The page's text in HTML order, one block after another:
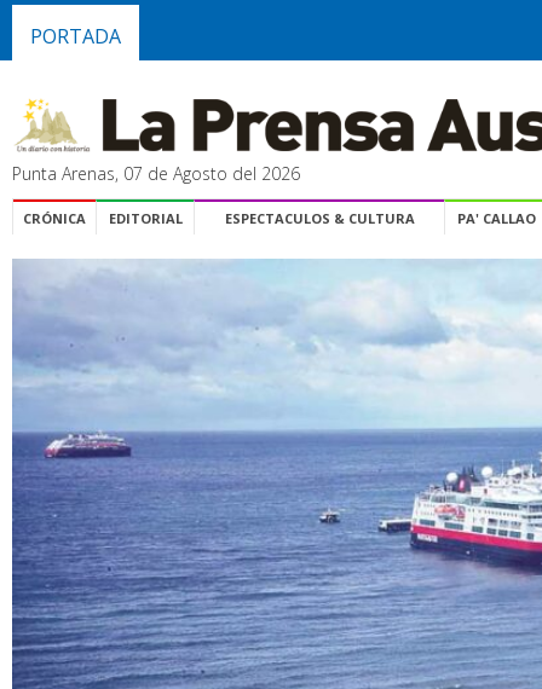
PORTADA
Punta Arenas, 07 de Agosto del 2026
CRÓNICA EDITORIAL ESPECTACULOS & CULTURA PA' CALLAO